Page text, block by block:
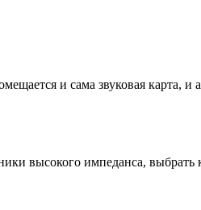
и сама звуковая карта, и
высокого импеданса,